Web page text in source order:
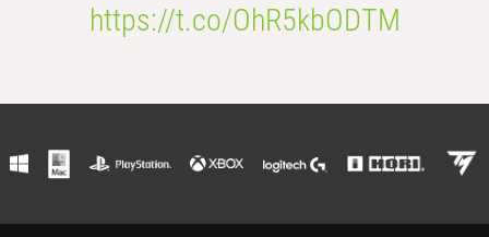
https://t.co/OhR5kbODTM